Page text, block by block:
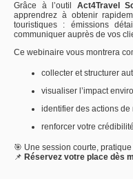
Grâce à l’outil Act4Travel
apprendrez à obtenir
touristiques : émissions
communiquer auprès de vos
Ce webinaire vous montrera
collecter etstructurer
visualiser l’impact
identifier des actions de
renforcer votre crédibilité
🎯 Une session courte, pratique
📌 Réservez votre place dès